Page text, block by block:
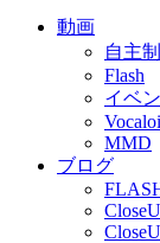
個人制作アニメ
動画
自主
Flash
イベ
MMD
ブログ